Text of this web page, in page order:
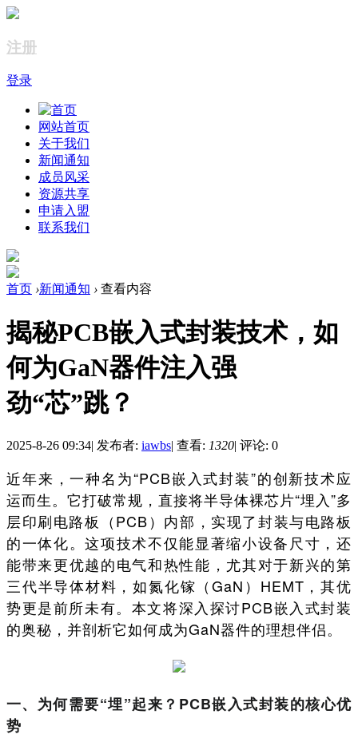
注册
登录
网站首页
关于我们
新闻通知
成员风采
资源共享
申请入盟
联系我们
首页 ›新闻通知 › 查看内容
揭秘PCB嵌入式封装技术，如
何为GaN器件注入强
劲“芯”跳？
2025-8-26 09:34| 发布者: iawbs| 查看: 1320| 评论: 0
近年来，一种名为“PCB嵌入式封装”的创新技术应
运而生。它打破常规，直接将半导体裸芯片“埋入”多
层印刷电路板（PCB）内部，实现了封装与电路板
的一体化。这项技术不仅能显著缩小设备尺寸，还
能带来更优越的电气和热性能，尤其对于新兴的第
三代半导体材料，如氮化镓（GaN）HEMT，其优
势更是前所未有。本文将深入探讨PCB嵌入式封装
的奥秘，并剖析它如何成为GaN器件的理想伴侣。
一、为何需要“埋”起来？PCB嵌入式封装的核心优
势